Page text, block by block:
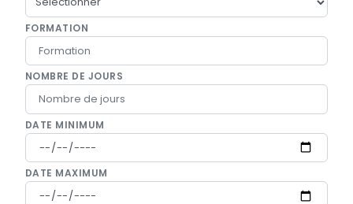
FORMATION
NOMBRE DE JOURS
DATE MINIMUM
DATE MAXIMUM